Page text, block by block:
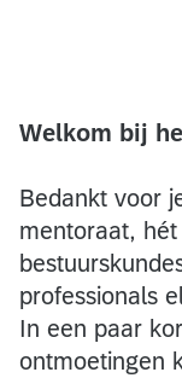
Welkom bij
Bedankt voor
mentoraat,
professionals
In een paar
ontmoetingen